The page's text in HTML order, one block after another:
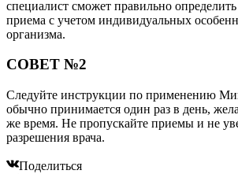
специалист сможет правильно
приема с учетом индивидуальных
организма.
СОВЕТ №2
Следуйте инструкции по применению
обычно принимается один раз в день,
же время. Не пропускайте приемы и не
разрешения врача.
Поделиться